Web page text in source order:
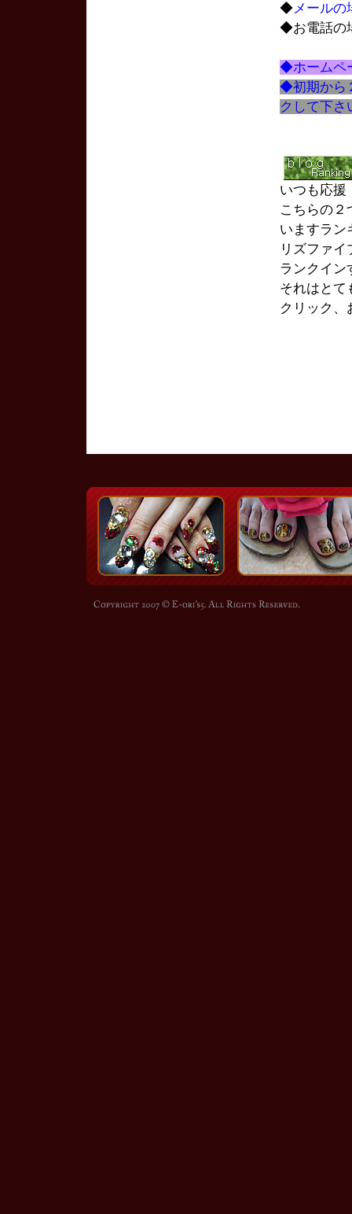
◆メールの
◆お電話の
◆ホームペ
◆初期から
クして下さ
いつも応援
こちらの２
いますラン
リズファ
ランクイン
それはとて
クリック、